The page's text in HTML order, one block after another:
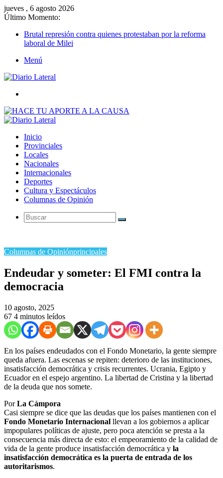
jueves , 6 agosto 2026
Último Momento:
Brutal represión contra quienes protestaban por la reforma
laboral de Milei
Menú
Inicio
Provinciales
Locales
Nacionales
Internacionales
Deportes
Cultura y Espectáculos
Columnas de Opinión
Buscar
Columnas de Opiniónprincipales
Endeudar y someter: El FMI contra la
democracia
10 agosto, 2025
67 4 minutos leídos
En los países endeudados con el Fondo Monetario, la gente siempre
queda afuera. Las escenas se repiten: deterioro de las instituciones,
insatisfacción democrática y crisis recurrentes. Ucrania, Egipto y
Ecuador en el espejo argentino. La libertad de Cristina y la libertad
de la deuda que nos somete.
PorLa Cámpora
Casi siempre se dice que las deudas que los países mantienen con el
Fondo Monetario Internacional llevan a los gobiernos a aplicar
impopulares políticas de ajuste, pero poca atención se presta a la
consecuencia más directa de esto: el empeoramiento de la calidad de
vida de la gente produce insatisfacción democrática y la
insatisfacción democrática es la puerta de entrada de los
autoritarismos.